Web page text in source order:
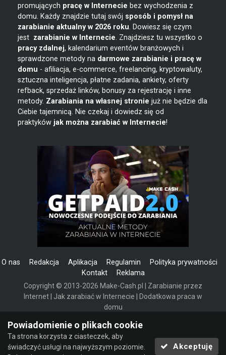
promujących pracę w Internecie bez wychodzenia z
domu. Każdy znajdzie tutaj swój sposób i pomysł na
zarabianie aktualny w 2026 roku. Dowiesz się czym
jest zarabianie w Internecie. Znajdziesz tu wszystko o
pracy zdalnej, kalendarium eventów branżowych i
sprawdzone metody na darmowe zarabianie i pracę w
domu - afiliacja, e-commerce, freelancing, kryptowaluty,
sztuczna inteligencja, płatne zadania, ankiety, oferty
refback, sprzedaż linków, bonusy za rejestrację i inne
metody. Zarabiania na własnej stronie już nie będzie dla
Ciebie tajemnicą. Nie czekaj i dowiedz się od
praktyków jak można zarabiać w Internecie!
O nas Redakcja Aplikacja Regulamin
Polityka prywatności
Kontakt
Reklama
Copyright © 2013-2026 Make-Cash.pl | Zarabianie przez
Internet | Jak zarabiać w Internecie | Dodatkowa praca w
domu
Powiadomienie o plikach cookie
Ta strona korzysta z ciasteczek, aby
świadczyć usługi na najwyższym poziomie.
Akceptuję